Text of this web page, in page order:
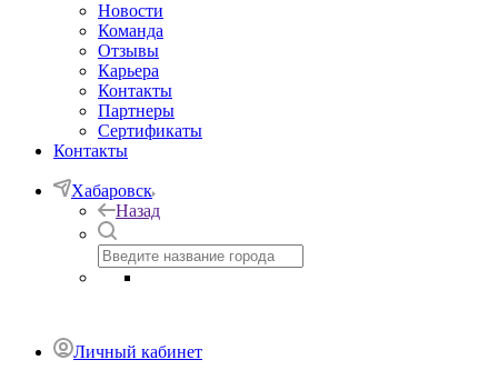
Новости
Команда
Отзывы
Карьера
Контакты
Партнеры
Сертификаты
Контакты
Хабаровск
Назад
Личный кабинет